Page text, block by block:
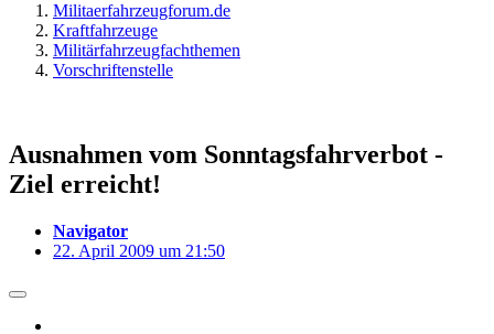
Militaerfahrzeugforum.de
Kraftfahrzeuge
Militärfahrzeugfachthemen
Vorschriftenstelle
Ausnahmen vom Sonntagsfahrverbot -
Ziel erreicht!
Navigator
22. April 2009 um 21:50